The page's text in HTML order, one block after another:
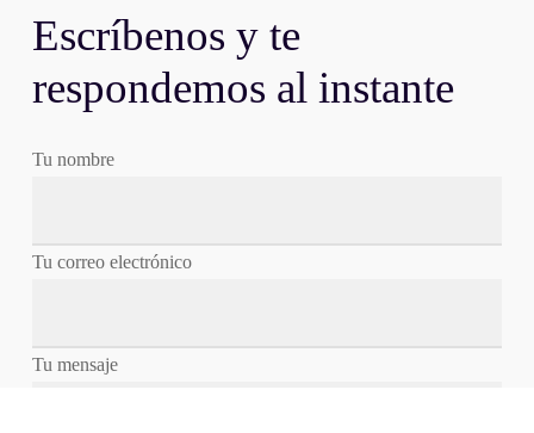
Escríbenos y te
respondemos al instante
Tu nombre
Tu correo electrónico
Tu mensaje